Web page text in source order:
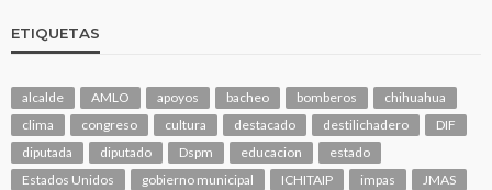
ETIQUETAS
alcalde AMLO apoyos bacheo bomberos
chihuahua
clima
congreso cultura destacado destilichadero
DIF
diputada
diputado Dspm educacion
estado
Estados Unidos
gobierno municipal ICHITAIP impas
JMAS